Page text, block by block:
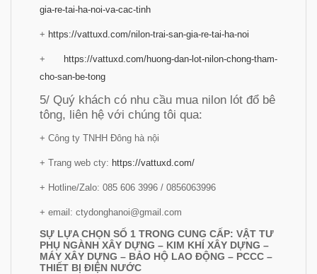
gia-re-tai-ha-noi-va-cac-tinh
+ https://vattuxd.com/nilon-trai-san-gia-re-tai-ha-noi
+ https://vattuxd.com/huong-dan-lot-nilon-chong-tham-
cho-san-be-tong
5/ Quý khách có nhu cầu mua nilon lót đổ bê
tông, liên hệ với chúng tôi qua:
+ Công ty TNHH Đông hà nội
+ Trang web cty: https://vattuxd.com/
+ Hotline/Zalo: 085 606 3996 / 0856063996
+ email: ctydonghanoi@gmail.com
SỰ LỰA CHỌN SỐ 1 TRONG CUNG CẤP: VẬT TƯ
PHỤ NGÀNH XÂY DỰNG – KIM KHÍ XÂY DỰNG –
MÁY XÂY DỰNG – BẢO HỘ LAO ĐỘNG – PCCC –
THIẾT BỊ ĐIỆN NƯỚC